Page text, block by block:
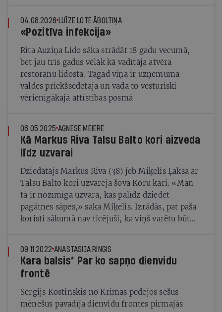
04.08.2026 LUĪZE LOTE ĀBOLTIŅA
«Pozitīva infekcija»
Rita Auziņa Lido sāka strādāt 18 gadu vecumā,
bet jau trīs gadus vēlāk kā vadītāja atvēra
restorānu lidostā. Tagad viņa ir uzņēmuma
valdes priekšsēdētāja un vada to vēsturiski
vērienīgākajā attīstības posmā
08.05.2025 AGNESE MEIERE
Kā Markus Riva Talsu Balto kori aizveda
līdz uzvarai
Dziedātājs Markus Riva (38) jeb Miķelis Ļaksa ar
Talsu Balto kori uzvarēja šovā Koru kari. «Man
tā ir nozīmīga uzvara, kas palīdz dziedēt
pagātnes sāpes,» saka Miķelis. Izrādās, pat paša
koristi sākumā nav ticējuši, ka viņš varētu būt
09.11.2022 ANASTASIJA RINGIS
Kara balsis* Par ko sapņo dienvidu
frontē
Sergijs Kostinskis no Krimas pēdējos sešus
mēnešus pavadīja dienvidu frontes pirmajās